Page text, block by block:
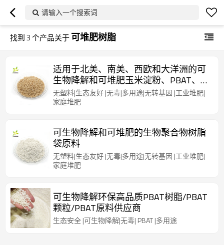
请输入一个搜索词
找到3个产品关于可堆肥树脂
适用于北美、南美、西欧和大洋洲的可
生物降解和可堆肥玉米淀粉、PBAT、
PLA 树脂
无塑料|生态友好 |无毒|多用途|无转基因 |工业堆肥|
家庭堆肥
可生物降解和可堆肥的生物聚合物树脂
袋原料
无塑料|生态友好 |无毒|多用途|无转基因 |工业堆肥|
家庭堆肥
可生物降解环保高品质PBAT树脂/PBAT
颗粒/PBAT原料供应商
生态安全 |可生物降解|无毒| PBAT |多用途